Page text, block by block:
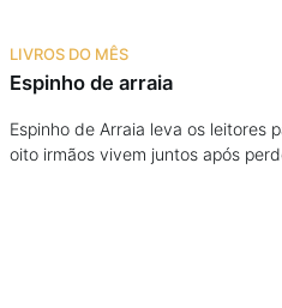
LIVROS DO MÊS
Espinho de arraia
Espinho de Arraia leva os leitores
oito irmãos vivem juntos após